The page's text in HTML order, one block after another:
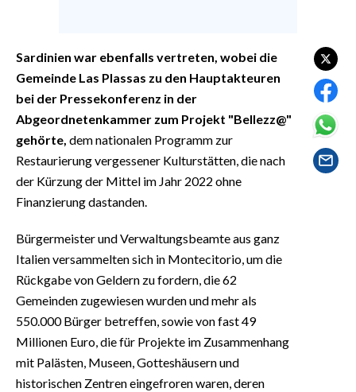
EVENTI
#CARAUNIONE
INSULARITÀ
FOTO
INFO AZIENDE
ABBONATI
ANNUNCI
NECROLOGI
Sardinien war ebenfalls vertreten, wobei die
Gemeinde Las Plassas zu den Hauptakteuren
bei der Pressekonferenz in der
Abgeordnetenkammer zum Projekt "Bellezz@"
gehörte, dem nationalen Programm zur
Restaurierung vergessener Kulturstätten, die nach
der Kürzung der Mittel im Jahr 2022 ohne
Finanzierung dastanden.
Bürgermeister und Verwaltungsbeamte aus ganz
Italien versammelten sich in Montecitorio, um die
Rückgabe von Geldern zu fordern, die 62
Gemeinden zugewiesen wurden und mehr als
550.000 Bürger betreffen, sowie von fast 49
Millionen Euro, die für Projekte im Zusammenhang
mit Palästen, Museen, Gotteshäusern und
historischen Zentren eingefroren waren, deren